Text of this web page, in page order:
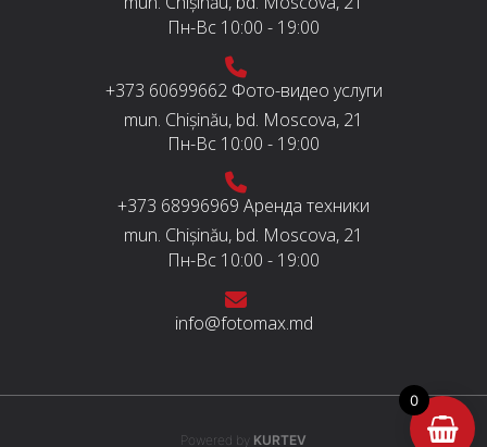
Пн-Вс 10:00 - 19:00
+373 60699662 Фото-видео услуги
mun. Chișinău, bd. Moscova, 21
Пн-Вс 10:00 - 19:00
+373 68996969 Аренда техники
mun. Chișinău, bd. Moscova, 21
Пн-Вс 10:00 - 19:00
info@fotomax.md
Powered by KURTEV
0